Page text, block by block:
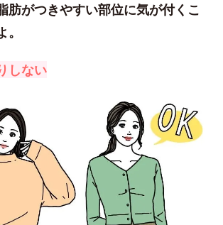
肪がつきやすい部位に気が付くこ
しない